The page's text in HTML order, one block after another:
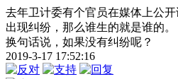
去年卫计委有个官员在媒体上公
出现纠纷，那么谁生的就是谁的。
换句话说，如果没有纠纷呢？
2019-3-17 17:52:16